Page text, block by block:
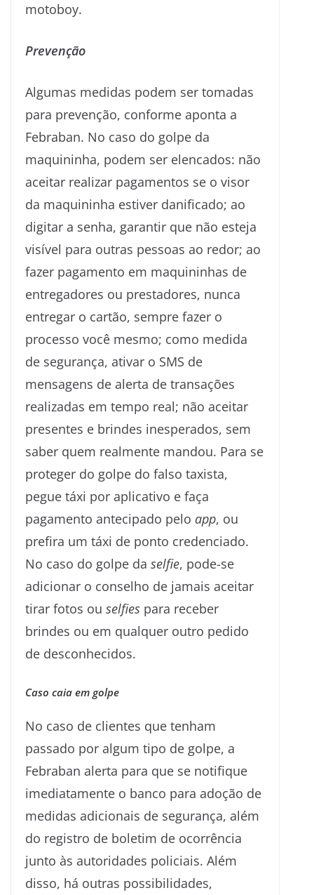
motoboy.
Prevenção
Algumas medidas podem ser tomadas
para prevenção, conforme aponta a
Febraban. No caso do golpe da
maquininha, podem ser elencados: não
aceitar realizar pagamentos se o visor
da maquininha estiver danificado; ao
digitar a senha, garantir que não esteja
visível para outras pessoas ao redor; ao
fazer pagamento em maquininhas de
entregadores ou prestadores, nunca
entregar o cartão, sempre fazer o
processo você mesmo; como medida
de segurança, ativar o SMS de
mensagens de alerta de transações
realizadas em tempo real; não aceitar
presentes e brindes inesperados, sem
saber quem realmente mandou. Para se
proteger do golpe do falso taxista,
pegue táxi por aplicativo e faça
pagamento antecipado pelo app, ou
prefira um táxi de ponto credenciado.
No caso do golpe da selfie, pode-se
adicionar o conselho de jamais aceitar
tirar fotos ou selfies para receber
brindes ou em qualquer outro pedido
de desconhecidos.
Caso caia em golpe
No caso de clientes que tenham
passado por algum tipo de golpe, a
Febraban alerta para que se notifique
imediatamente o banco para adoção de
medidas adicionais de segurança, além
do registro de boletim de ocorrência
junto às autoridades policiais. Além
disso, há outras possibilidades,